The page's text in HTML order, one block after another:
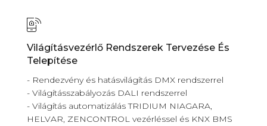
Világításvezérlő Rendszerek Tervezése És
Telepítése
- Rendezvény és hatásvilágítás DMX rendszerrel
- Világításszabályozás DALI rendszerrel
- Világítás automatizálás TRIDIUM NIAGARA,
HELVAR, ZENCONTROL vezérléssel és KNX BMS